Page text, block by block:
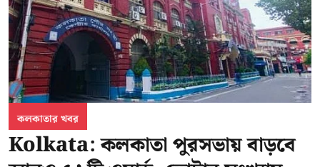
কলকাতার খবর
Kolkata: কলকাতা পুরসভায় বাড়বে